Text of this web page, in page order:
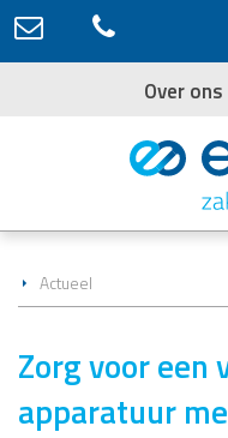
Over ons
Actueel
Zorg voor een
apparatuur